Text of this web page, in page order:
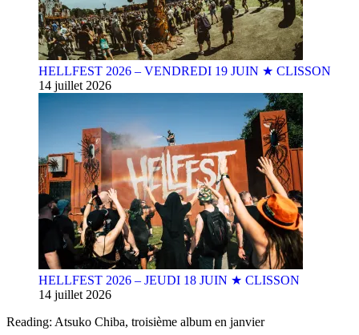
HELLFEST 2026 – VENDREDI 19 JUIN ★ CLISSON
14 juillet 2026
HELLFEST 2026 – JEUDI 18 JUIN ★ CLISSON
14 juillet 2026
Reading: Atsuko Chiba, troisième album en janvier